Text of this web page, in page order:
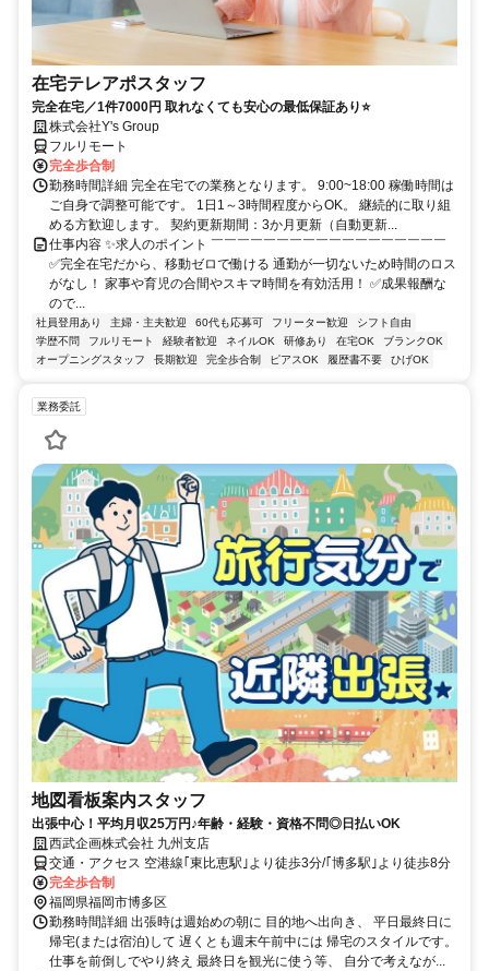
在宅テレアポスタッフ
完全在宅／1件7000円 取れなくても安心の最低保証あり⭐
株式会社Y's Group
フルリモート
完全歩合制
勤務時間詳細 完全在宅での業務となります。 9:00~18:00 稼働時間は
ご自身で調整可能です。 1日1～3時間程度からOK。 継続的に取り組
める方歓迎します。 契約更新期間：3か月更新（自動更新...
仕事内容 ✨求人のポイント ￣￣￣￣￣￣￣￣￣￣￣￣￣￣￣￣￣￣
✅完全在宅だから、移動ゼロで働ける 通勤が一切ないため時間のロス
がなし！ 家事や育児の合間やスキマ時間を有効活用！ ✅成果報酬な
ので...
社員登用あり 主婦・主夫歓迎 60代も応募可 フリーター歓迎
シフト自由
学歴不問
フルリモート 経験者歓迎 ネイルOK 研修あり 在宅OK
ブランクOK
オープニングスタッフ
長期歓迎 完全歩合制 ピアスOK 履歴書不要 ひげOK
業務委託
地図看板案内スタッフ
出張中心！平均月収25万円♪年齢・経験・資格不問◎日払いOK
西武企画株式会社 九州支店
交通・アクセス 空港線｢東比恵駅｣より徒歩3分/｢博多駅｣より徒歩8分
完全歩合制
福岡県福岡市博多区
勤務時間詳細 出張時は週始めの朝に 目的地へ出向き、 平日最終日に
帰宅(または宿泊)して 遅くとも週末午前中には 帰宅のスタイルです。
仕事を前倒しでやり終え 最終日を観光に使う等、 自分で考えなが...